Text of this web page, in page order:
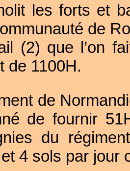
les forts et
de
(2) que l’on
de 1100H.
de
de fournir
du
4 sols par jour